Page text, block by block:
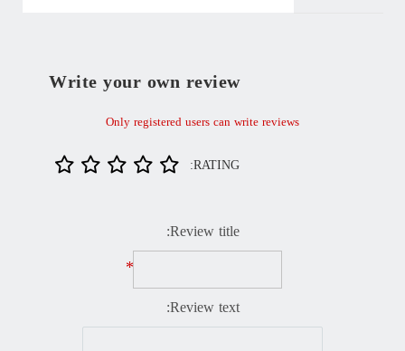
Write your own review
Only registered users can write reviews
RATING:
Review title:
*
Review text: